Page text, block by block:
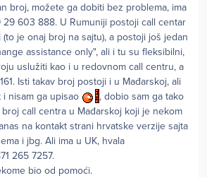
broj, možete ga dobiti bez problema, ima
29 603 888. U Rumuniji postoji call centar
je onaj broj na sajtu), a postoji još jedan
assistance only", ali i tu su fleksibilni,
uslužiti kao i u redovnom call centru, a
Isti takav broj postoji i u Mađarskoj, ali
nisam ga upisao
, dobio sam ga tako
call centra u Mađarskoj koji je nekom
na kontakt strani hrvatske verzije sajta
i jbg. Ali ima u UK, hvala
265 7257.
bio od pomoći.